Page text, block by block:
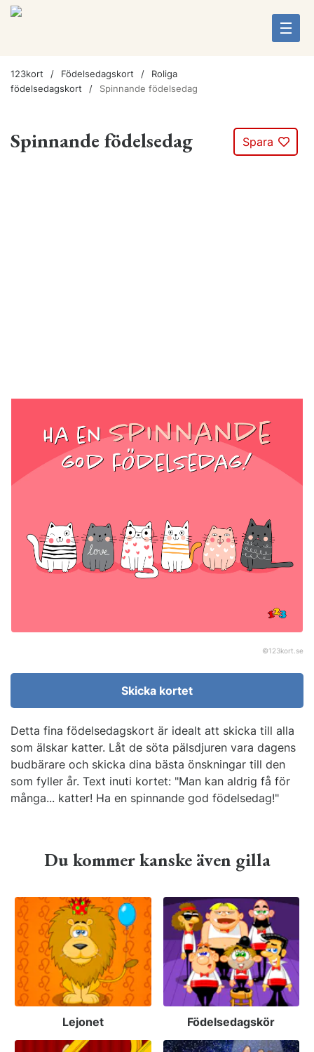
123kort Födelsedagskort
Roliga
födelsedagskort
Spinnande födelsedag
Spinnande födelsedag Spara
©123kort.se
Skicka kortet
Detta fina födelsedagskort är idealt att skicka till alla
som älskar katter. Låt de söta pälsdjuren vara dagens
budbärare och skicka dina bästa önskningar till den
som fyller år. Text inuti kortet: "Man kan aldrig få för
många... katter! Ha en spinnande god födelsedag!"
Du kommer kanske även gilla
Lejonet Födelsedagskör